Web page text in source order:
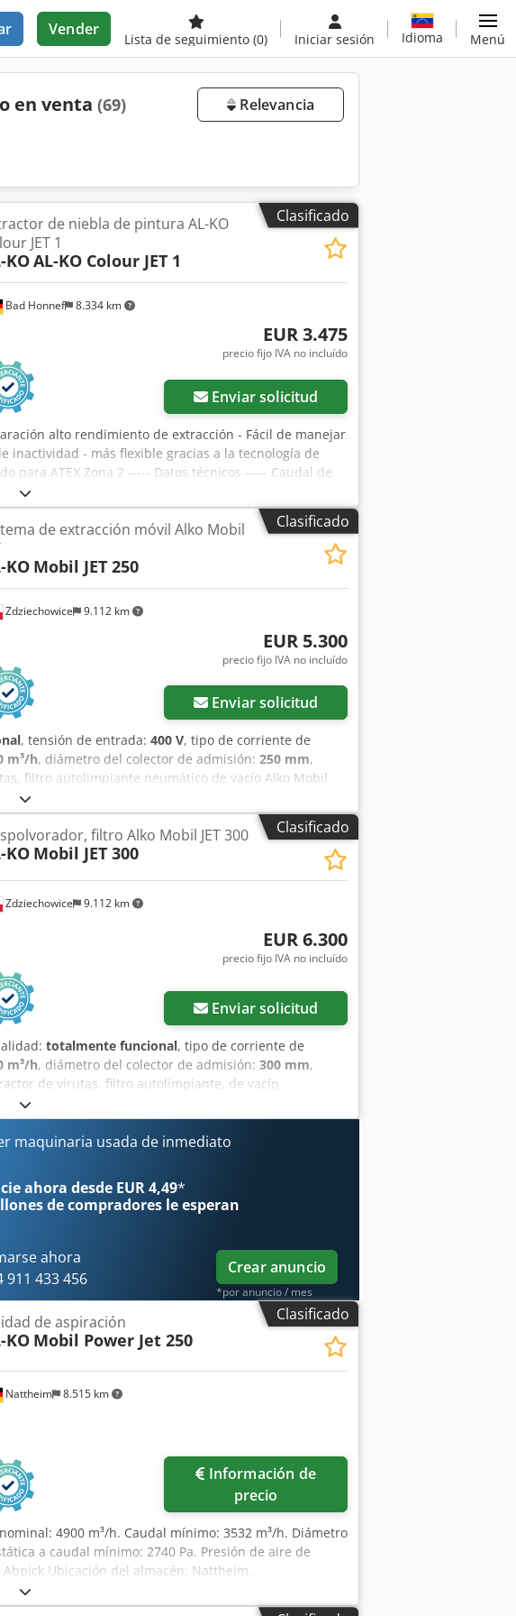
Vender
Lista de seguimiento (0) Iniciar sesión Idioma Menú
en venta (69) Relevancia
Clasificado
Bad Honnef 8.334 km
de niebla de pintura AL-KO
JET 1
KOAL-KO Colour JET 1
EUR 3.475
precio fijo IVA no incluído
Enviar solicitud
alto rendimiento de extracción - Fácil de manejar
- más flexible gracias a la tecnología de
para ATEX Zona 2 ----- Datos técnicos ----- Caudal de
filtrante con prefiltro y filtro fino: 1 m², Ø de
del motor: 1.410 rpm, Dimensiones (LxAxA) abierto:
1.012 x 1.405 x 912 mm, Peso: 175 kg Dcodsu T
de mariposa
Clasificado
Zdziechowice 9.112 km
de extracción móvil Alko Mobil
KO Mobil JET 250
EUR 5.300
precio fijo IVA no incluído
Enviar solicitud
, tensión de entrada: 400 V, tipo de corriente de
m³/h, diámetro del colector de admisión: 250 mm,
filtro autolimpiante neumático de vacío Alko Mobil
pulsos de aire comprimido durante el
del dispositivo. El ventilador está situado en el lado
Es ideal para lijadoras de banda ancha y para todo
Ventilador con una potencia de 6,5 kW. Caudal:
250 mm. Retorno de aire. Dcsdezlcxqspfx Abpek
Clasificado
Zdziechowice 9.112 km
filtro Alko Mobil JET 300
KO Mobil JET 300
EUR 6.300
precio fijo IVA no incluído
Enviar solicitud
totalmente funcional, tipo de corriente de
m³/h, diámetro del colector de admisión: 300 mm,
de virutas, filtro autolimpiante, de vacío,
neumáticamente con impulsos de aire comprimido
eficiencia del dispositivo. El ventilador está situado
El equipo dispone, además, de un sistema de
banda ancha y todo tipo de polvos secos en diversos
cambiarse según los requisitos y el uso previsto.
Capacidad: 6000 m3/h Vacío: 2400 Pa Diámetro
para arranque directo desde las máquinas. N.º de
maquinaria usada de inmediato
ahora desde EUR 4,49*
de compradores le esperan
ahora
911 433 456
Crear anuncio
*por anuncio / mes
Clasificado
Nattheim 8.515 km
de aspiración
KO Mobil Power Jet 250
precio
4900 m³/h. Caudal mínimo: 3532 m³/h. Diámetro
a caudal mínimo: 2740 Pa. Presión de aire de
Ubicación del almacén: Nattheim.